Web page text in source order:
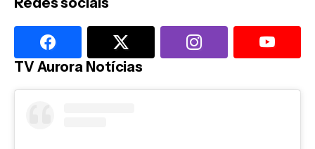
TV Aurora Notícias